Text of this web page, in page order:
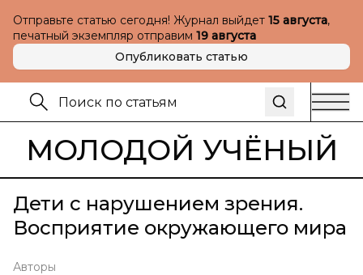
Отправьте статью сегодня! Журнал выйдет 15 августа,
печатный экземпляр отправим 19 августа
Опубликовать статью
МОЛОДОЙ УЧЁНЫЙ
Дети с нарушением зрения.
Восприятие окружающего мира
Авторы